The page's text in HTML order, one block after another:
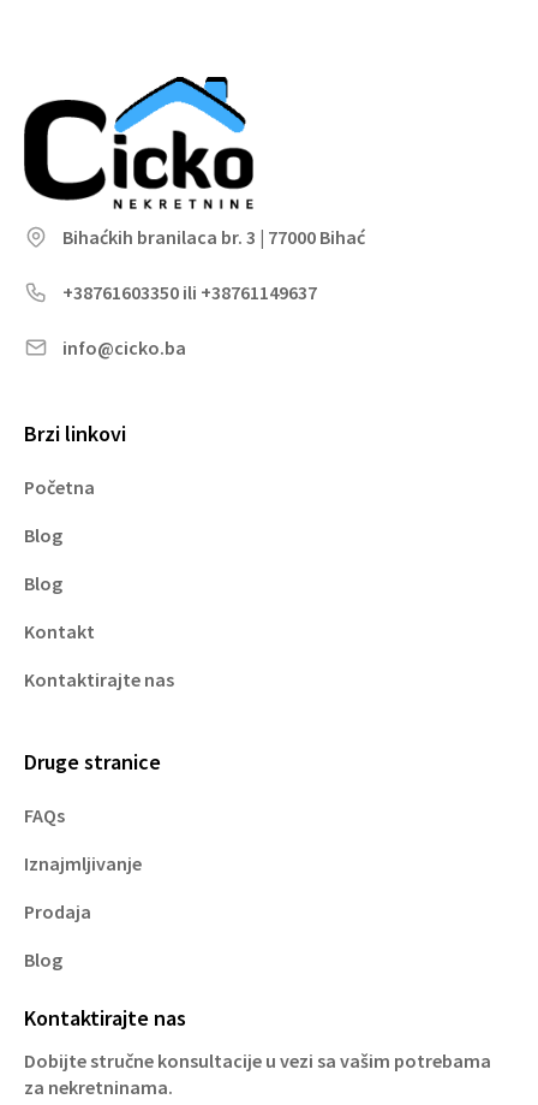
Bihaćkih branilaca br. 3 | 77000 Bihać
+38761603350 ili +38761149637
info@cicko.ba
Brzi linkovi
Početna
Blog
Blog
Kontakt
Kontaktirajte nas
Druge stranice
FAQs
Iznajmljivanje
Prodaja
Blog
Kontaktirajte nas
Dobijte stručne konsultacije u vezi sa vašim potrebama
za nekretninama.​